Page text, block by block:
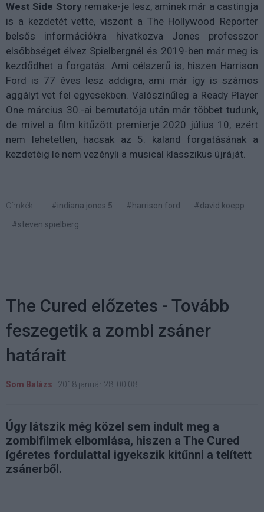
West Side Story remake-je lesz, aminek már a castingja
is a kezdetét vette, viszont a The Hollywood Reporter
belsős információkra hivatkozva Jones professzor
elsőbbséget élvez Spielbergnél és 2019-ben már meg is
kezdődhet a forgatás. Ami célszerű is, hiszen Harrison
Ford is 77 éves lesz addigra, ami már így is számos
aggályt vet fel egyesekben. Valószínűleg a Ready Player
One március 30.-ai bemutatója után már többet tudunk,
de mivel a film kitűzött premierje 2020 július 10, ezért
nem lehetetlen, hacsak az 5. kaland forgatásának a
kezdetéig le nem vezényli a musical klasszikus újráját.
Címkék: #indiana jones 5 #harrison ford
#david koepp
#steven spielberg
The Cured előzetes - Tovább
feszegetik a zombi zsáner
határait
Som Balázs 2018 január 28. 00:08
Úgy látszik még közel sem indult meg a
zombifilmek elbomlása, hiszen a The Cured
ígéretes fordulattal igyekszik kitűnni a telített
zsánerből.